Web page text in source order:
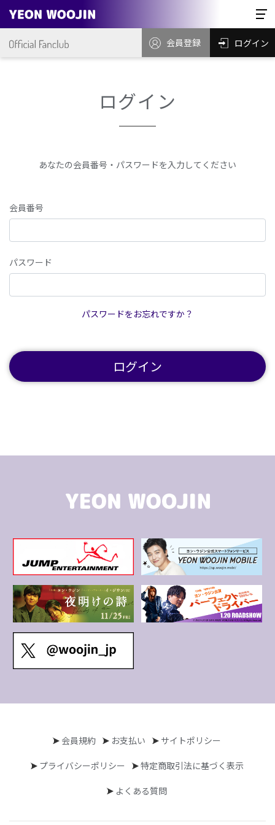
会員登録 ログイン
ログイン
あなたの会員番号・パスワードを入力してください
会員番号
パスワード
パスワードをお忘れですか？
ログイン
会員規約 お支払い サイトポリシー
プライバシーポリシー 特定商取引法に基づく表示
よくある質問